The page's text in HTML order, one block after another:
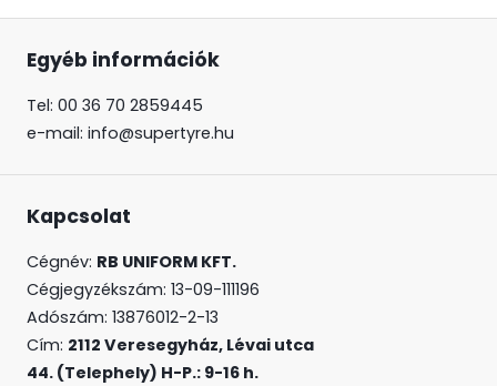
Egyéb információk
Tel: 00 36 70 2859445
e-mail: info@supertyre.hu
Kapcsolat
Cégnév: RB UNIFORM KFT.
Cégjegyzékszám: 13-09-111196
Adószám: 13876012-2-13
Cím: 2112 Veresegyház, Lévai utca
44. (Telephely) H-P.: 9-16 h.